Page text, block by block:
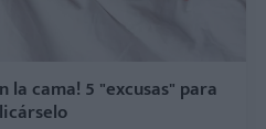
la cama! 5 "excusas" para